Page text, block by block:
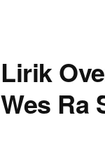
Lirik
Wes Ra